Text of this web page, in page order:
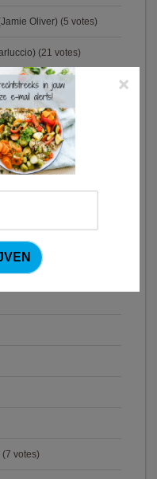
Oliver) (5 votes)
(21 votes)
en spek (Colruyt)
votes)
(12 votes)
(Ottolenghi)(11 votes)
votes)
(7 votes)
×